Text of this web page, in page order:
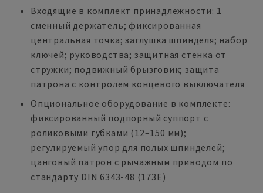
Входящие в комплект принадлежности: 1
сменный держатель; фиксированная
центральная точка; заглушка шпинделя; набор
ключей; руководства; защитная стенка от
стружки; подвижный брызговик; защита
патрона с контролем концевого выключателя
Опциональное оборудование в комплекте:
фиксированный подпорный суппорт с
роликовыми губками (12–150 мм);
регулируемый упор для полых шпинделей;
цанговый патрон с рычажным приводом по
стандарту DIN 6343-48 (173E)